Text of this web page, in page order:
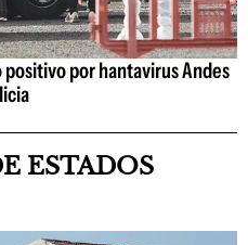
por hantavirus Andes
ESTADOS